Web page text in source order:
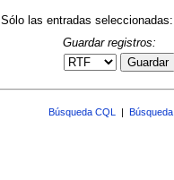
Sólo las entradas seleccionadas:
Guardar registros:
Guardar
Búsqueda CQL